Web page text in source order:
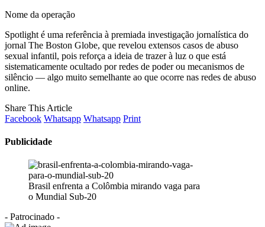
Nome da operação
Spotlight é uma referência à premiada investigação jornalística do
jornal The Boston Globe, que revelou extensos casos de abuso
sexual infantil, pois reforça a ideia de trazer à luz o que está
sistematicamente ocultado por redes de poder ou mecanismos de
silêncio — algo muito semelhante ao que ocorre nas redes de abuso
online.
Share This Article
Facebook Whatsapp Whatsapp Print
Publicidade
Brasil enfrenta a Colômbia mirando vaga para
o Mundial Sub-20
- Patrocinado -